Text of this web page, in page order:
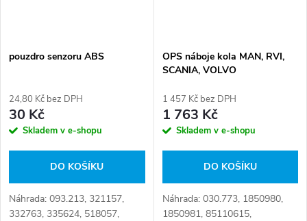
pouzdro senzoru ABS
24,80 Kč bez DPH
30 Kč
Skladem v e-shopu
DO KOŠÍKU
Náhrada: 093.213, 321157,
332763, 335624, 518057,
OPS náboje kola MAN, RVI,
SCANIA, VOLVO
1 457 Kč bez DPH
1 763 Kč
Skladem v e-shopu
DO KOŠÍKU
Náhrada: 030.773, 1850980,
1850981, 85110615,